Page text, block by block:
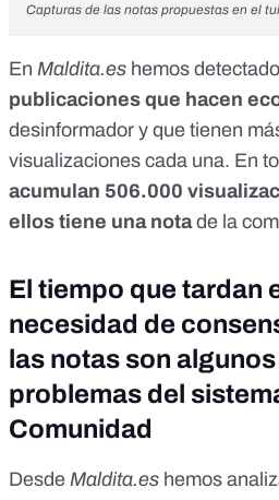
Capturas de las notas propuestas en el
En Maldita.es hemos detectado
publicaciones que hacen
desinformador y que tienen
visualizaciones cada una. En
acumulan 506.000
ellos tiene una notade la
El tiempo que tardan
necesidad de
las notas son
problemas del
Comunidad
Desde Maldita.es hemos